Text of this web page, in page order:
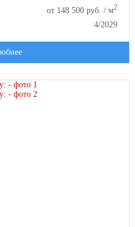
от 148 500 руб. / м2
4/2029